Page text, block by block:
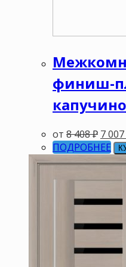
финиш-
капучино
от 8 408₽ 7 007
ПОДРОБНЕЕ